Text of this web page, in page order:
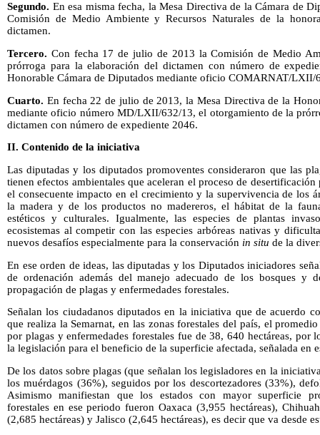
Segundo. En esa misma fecha, la Mesa Directiva de la Cámara de
Comisión de Medio Ambiente y Recursos Naturales de la
dictamen.
Tercero. Con fecha 17 de julio de 2013 la Comisión de Medio
prórroga para la elaboración del dictamen con número de
Honorable Cámara de Diputados mediante oficio COMARNAT/LXII/
Cuarto. En fecha 22 de julio de 2013, la Mesa Directiva de la
mediante oficio número MD/LXII/632/13, el otorgamiento de la
dictamen con número de expediente 2046.
II. Contenido de la iniciativa
Las diputadas y los diputados promoventes consideraron que las
tienen efectos ambientales que aceleran el proceso de
el consecuente impacto en el crecimiento y la supervivencia de los
la madera y de los productos no madereros, el hábitat de la
estéticos y culturales. Igualmente, las especies de plantas
ecosistemas al competir con las especies arbóreas nativas y
nuevos desafíos especialmente para la conservación in situ de la
En ese orden de ideas, las diputadas y los Diputados iniciadores
de ordenación además del manejo adecuado de los bosques y
propagación de plagas y enfermedades forestales.
Señalan los ciudadanos diputados en la iniciativa que de acuerdo
que realiza la Semarnat, en las zonas forestales del país, el
por plagas y enfermedades forestales fue de 38, 640 hectáreas, por
la legislación para el beneficio de la superficie afectada, señalada en
De los datos sobre plagas (que señalan los legisladores en la
los muérdagos (36%), seguidos por los descortezadores (33%),
Asimismo manifiestan que los estados con mayor superficie
forestales en ese periodo fueron Oaxaca (3,955 hectáreas),
(2,685 hectáreas) y Jalisco (2,645 hectáreas), es decir que va desde